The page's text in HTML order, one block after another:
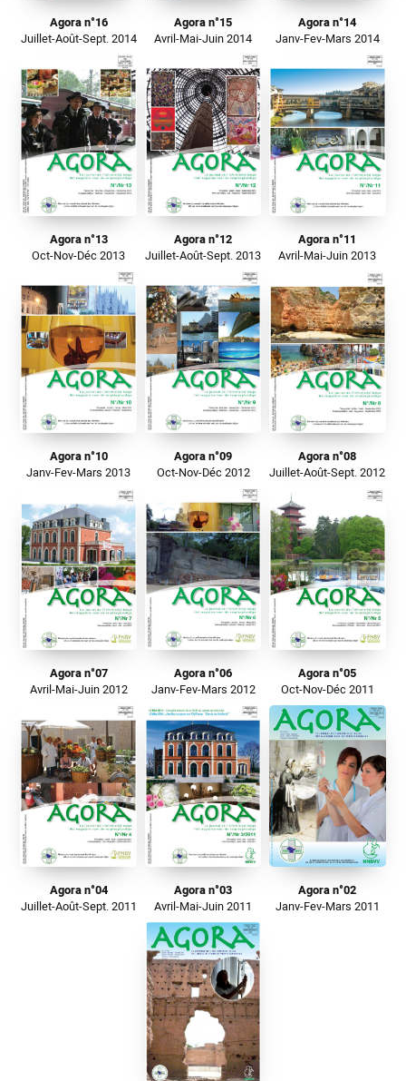
Agora n°16
Juillet-Août-Sept. 2014
Agora n°15
Avril-Mai-Juin 2014
Agora n°14
Janv-Fev-Mars 2014
Agora n°13
Oct-Nov-Déc 2013
Agora n°12
Juillet-Août-Sept. 2013
Agora n°11
Avril-Mai-Juin 2013
Agora n°10
Janv-Fev-Mars 2013
Agora n°09
Oct-Nov-Déc 2012
Agora n°08
Juillet-Août-Sept. 2012
Agora n°07
Avril-Mai-Juin 2012
Agora n°06
Janv-Fev-Mars 2012
Agora n°05
Oct-Nov-Déc 2011
Agora n°04
Juillet-Août-Sept. 2011
Agora n°03
Avril-Mai-Juin 2011
Agora n°02
Janv-Fev-Mars 2011